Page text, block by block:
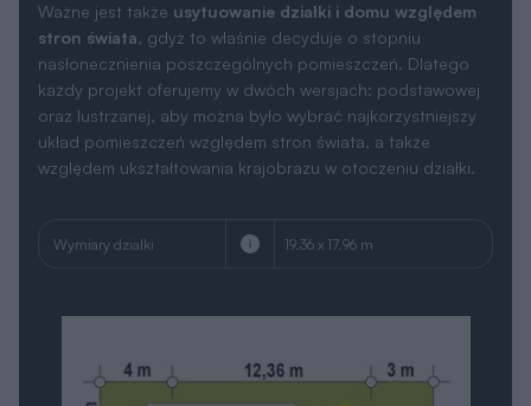
Ważne jest także usytuowanie działki i domu względem
stron świata, gdyż to właśnie decyduje o stopniu
nasłonecznienia poszczególnych pomieszczeń. Dlatego
każdy projekt oferujemy w dwóch wersjach: podstawowej
oraz lustrzanej, aby można było wybrać najkorzystniejszy
układ pomieszczeń względem stron świata, a także
względem ukształtowania krajobrazu w otoczeniu działki.
Wymiary działki 19.36 x 17.96 m